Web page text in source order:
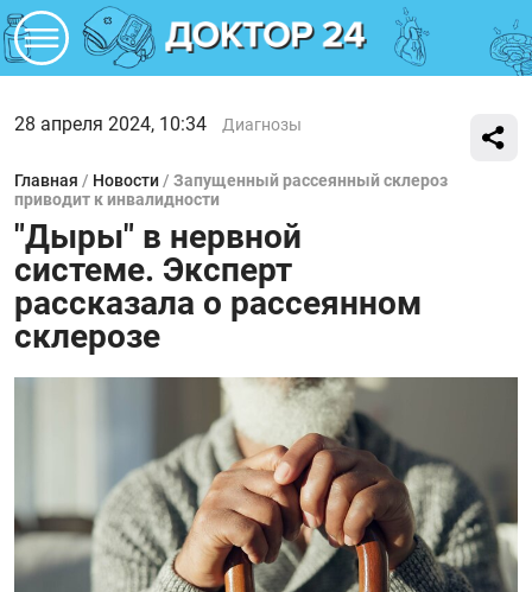
28 апреля 2024, 10:34 Диагнозы
Главная / Новости / Запущенный рассеянный склероз
приводит к инвалидности
"Дыры" в нервной
системе. Эксперт
рассказала о рассеянном
склерозе